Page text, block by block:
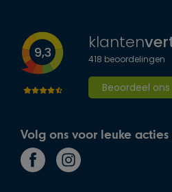
9,3 klanten
418 beoordelingen
Beoordeel ons
Volg ons voor leuke acties